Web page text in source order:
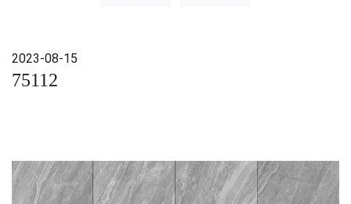
2023-08-15
75112